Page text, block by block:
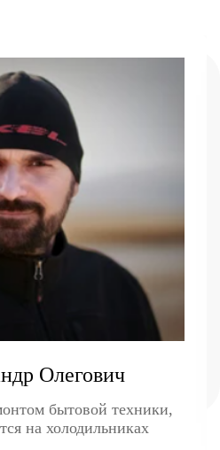
Олегович
бытовой техники,
на холодильниках